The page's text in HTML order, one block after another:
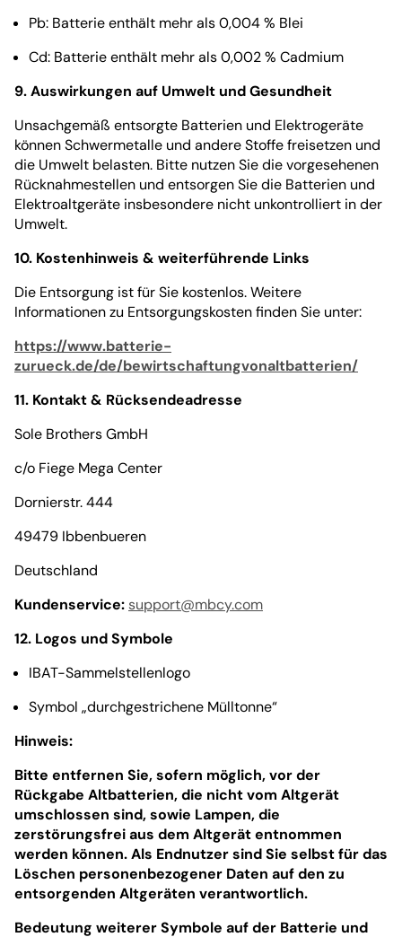
Pb: Batterie enthält mehr als 0,004 % Blei
Cd: Batterie enthält mehr als 0,002 % Cadmium
9. Auswirkungen auf Umwelt und Gesundheit
Unsachgemäß entsorgte Batterien und Elektrogeräte
können Schwermetalle und andere Stoffe freisetzen und
die Umwelt belasten. Bitte nutzen Sie die vorgesehenen
Rücknahmestellen und entsorgen Sie die Batterien und
Elektroaltgeräte insbesondere nicht unkontrolliert in der
Umwelt.
10. Kostenhinweis & weiterführende Links
Die Entsorgung ist für Sie kostenlos. Weitere
Informationen zu Entsorgungskosten finden Sie unter:
https://www.batterie-
zurueck.de/de/bewirtschaftungvonaltbatterien/
11. Kontakt & Rücksendeadresse
Sole Brothers GmbH
c/o Fiege Mega Center
Dornierstr. 444
49479 Ibbenbueren
Deutschland
Kundenservice: support@mbcy.com
12. Logos und Symbole
IBAT-Sammelstellenlogo
Symbol „durchgestrichene Mülltonne“
Hinweis:
Bitte entfernen Sie, sofern möglich, vor der
Rückgabe Altbatterien, die nicht vom Altgerät
umschlossen sind, sowie Lampen, die
zerstörungsfrei aus dem Altgerät entnommen
werden können. Als Endnutzer sind Sie selbst für das
Löschen personenbezogener Daten auf den zu
entsorgenden Altgeräten verantwortlich.
Bedeutung weiterer Symbole auf der Batterie und